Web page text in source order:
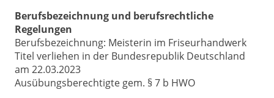
Berufsbezeichnung und berufsrechtliche
Regelungen
Berufsbezeichnung: Meisterin im Friseurhandwerk
Titel verliehen in der Bundesrepublik Deutschland
am 22.03.2023
Ausübungsberechtigte gem. § 7 b HWO